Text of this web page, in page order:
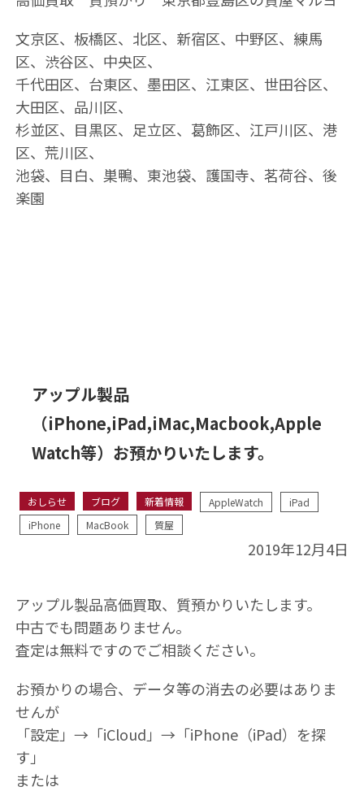
文京区、板橋区、北区、新宿区、中野区、練馬
区、渋谷区、中央区、
千代田区、台東区、墨田区、江東区、世田谷区、
大田区、品川区、
杉並区、目黒区、足立区、葛飾区、江戸川区、港
区、荒川区、
池袋、目白、巣鴨、東池袋、護国寺、茗荷谷、後
楽園
アップル製品
（iPhone,iPad,iMac,Macbook,Apple
Watch等）お預かりいたします。
おしらせ ブログ 新着情報 AppleWatch
iPad
iPhone
MacBook 質屋
2019年12月4日
アップル製品高価買取、質預かりいたします。
中古でも問題ありません。
査定は無料ですのでご相談ください。
お預かりの場合、データ等の消去の必要はありま
せんが
「設定」→「iCloud」→「iPhone（iPad）を探
す」
または